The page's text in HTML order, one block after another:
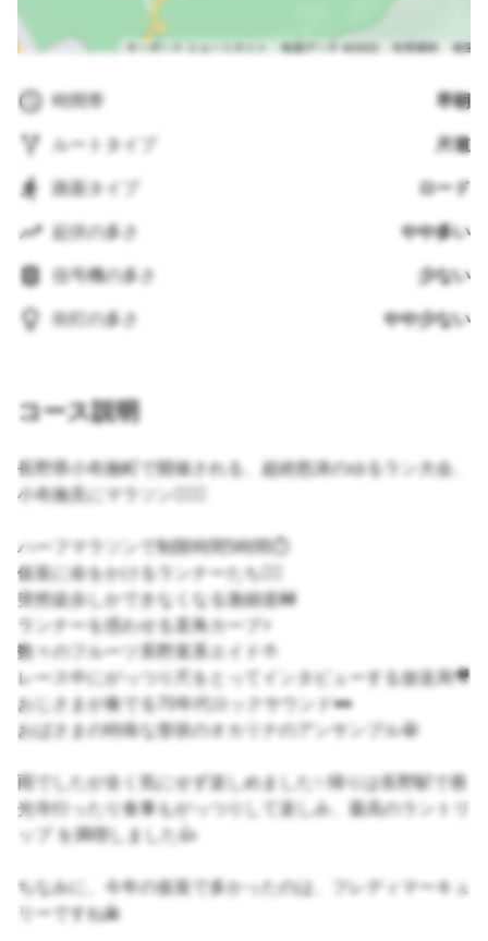
時間帯 早朝
ルートタイプ 片道
路面タイプ ロード
起伏の多さ やや多い
信号機の多さ 少ない
街灯の多さ やや少ない
コース説明
長野県小布施町で開催される、超絶怒涛のゆるラン大会、
小布施見にマラソン🏃🏽‍♂️
ハーフマラソンで制限時間5時間⏱
仮装に命をかけるランナーたち👯‍♀️
突然徒歩しかできなくなる激細道🚧
ランナーを惑わせる直角カーブ⚡️
数々のフルーツ系野菜系エイド🍅
レース中にがっつり尺をとってインタビューする放送局🎥
おじさまが奏でる70年代ロックサウンド🕶
おばさまの特殊な形状のオカリナのアンサンブル🤩
雨でしたが全く気にせず楽しめました✨帰りは長野駅で善
光寺行ったり食事もがっつりして楽しみ、最高のラントリ
ップ を満喫しました👍
ちなみに、今年の仮装で多かったのは、フレディマーキュ
リーですね🎤